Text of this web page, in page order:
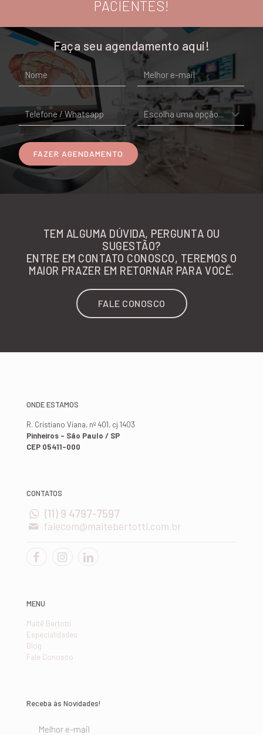
PACIENTES!
Faça seu agendamento aqui!
TEM ALGUMA DÚVIDA, PERGUNTA OU
SUGESTÃO?
ENTRE EM CONTATO CONOSCO, TEREMOS O
MAIOR PRAZER EM RETORNAR PARA VOCÊ.
FALE CONOSCO
ONDE ESTAMOS
R. Cristiano Viana, nº 401, cj 1403
Pinheiros - São Paulo / SP
CEP 05411-000
CONTATOS
(11) 9 4797-7597
falecom@maitebertotti.com.br
MENU
Maitê Bertotti
Especialidades
Blog
Fale Conosco
Receba às Novidades!